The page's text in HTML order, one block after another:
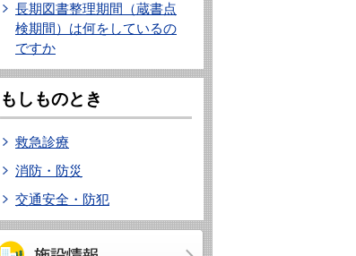
長期図書整理期間（蔵書点
検期間）は何をしているの
ですか
もしものとき
救急診療
消防・防災
交通安全・防犯